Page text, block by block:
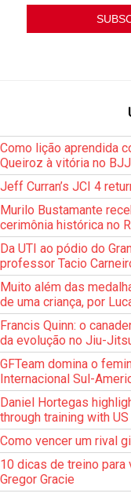
Como lição aprendida
Queiroz à vitória no
Jeff Curran’s JCI 4
Murilo Bustamante
cerimônia histórica no
Da UTI ao pódio do
professor Tacio
Muito além das
de uma criança, por
Francis Quinn: o
da evolução no Jiu-
GFTeam domina o
Internacional Sul-
Daniel Hortegas
through training with
Como vencer um rival
10 dicas de treino
Gregor Gracie